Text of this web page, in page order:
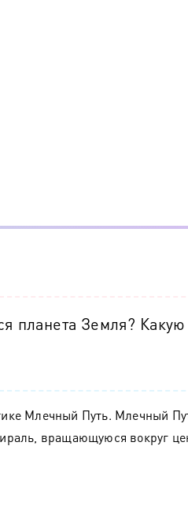
планета Земля?
Млечный Путь. Млечный
вращающуюся вокруг